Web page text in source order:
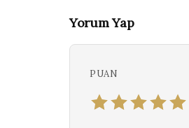
Yorum Yap
PUAN